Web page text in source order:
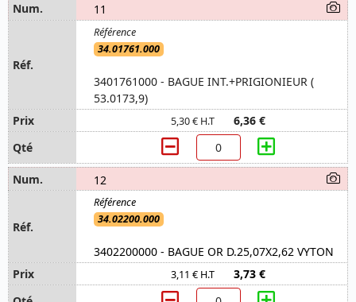
11
34.01761.000
3401761000 - BAGUE INT.+PRIGIONIEUR (
53.0173,9)
5,30 € H.T 6,36 €
12
34.02200.000
3402200000 - BAGUE OR D.25,07X2,62 VYTON
3,11 € H.T 3,73 €